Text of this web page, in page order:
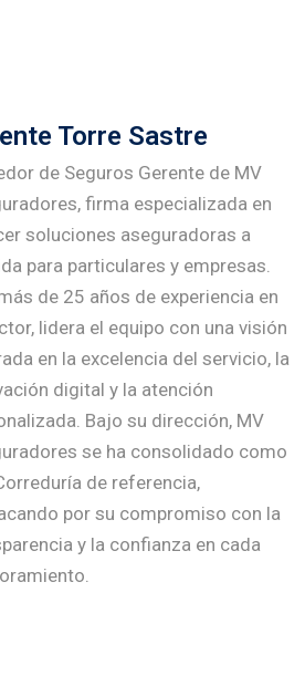
Torre Sastre
de Seguros Gerente de MV
firma especializada en
soluciones aseguradoras a
para particulares y empresas.
de 25 años de experiencia en
lidera el equipo con una visión
en la excelencia del servicio, la
digital y la atención
Bajo su dirección, MV
se ha consolidado como
de referencia,
por su compromiso con la
y la confianza en cada